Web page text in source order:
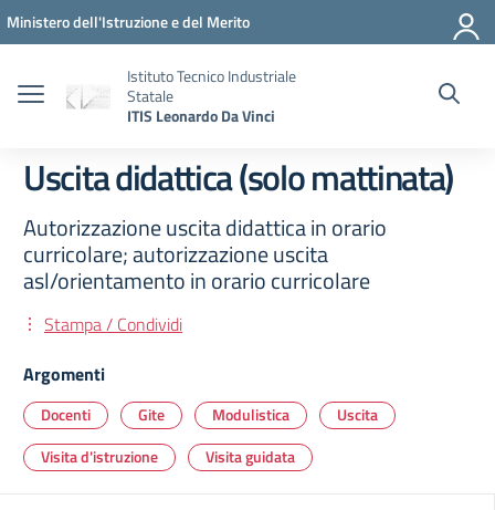
Vai ai contenuti
Vai al menu di navigazione
Vai al footer
Ministero dell'Istruzione e del Merito
Istituto Tecnico Industriale
Statale
ITIS Leonardo Da Vinci
Uscita didattica (solo mattinata)
Autorizzazione uscita didattica in orario
curricolare; autorizzazione uscita
asl/orientamento in orario curricolare
Stampa / Condividi
Argomenti
Docenti Gite Modulistica
Uscita
Visita d'istruzione
Visita guidata